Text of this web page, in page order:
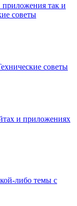
так и
советы
советы
и приложениях
либо темы с